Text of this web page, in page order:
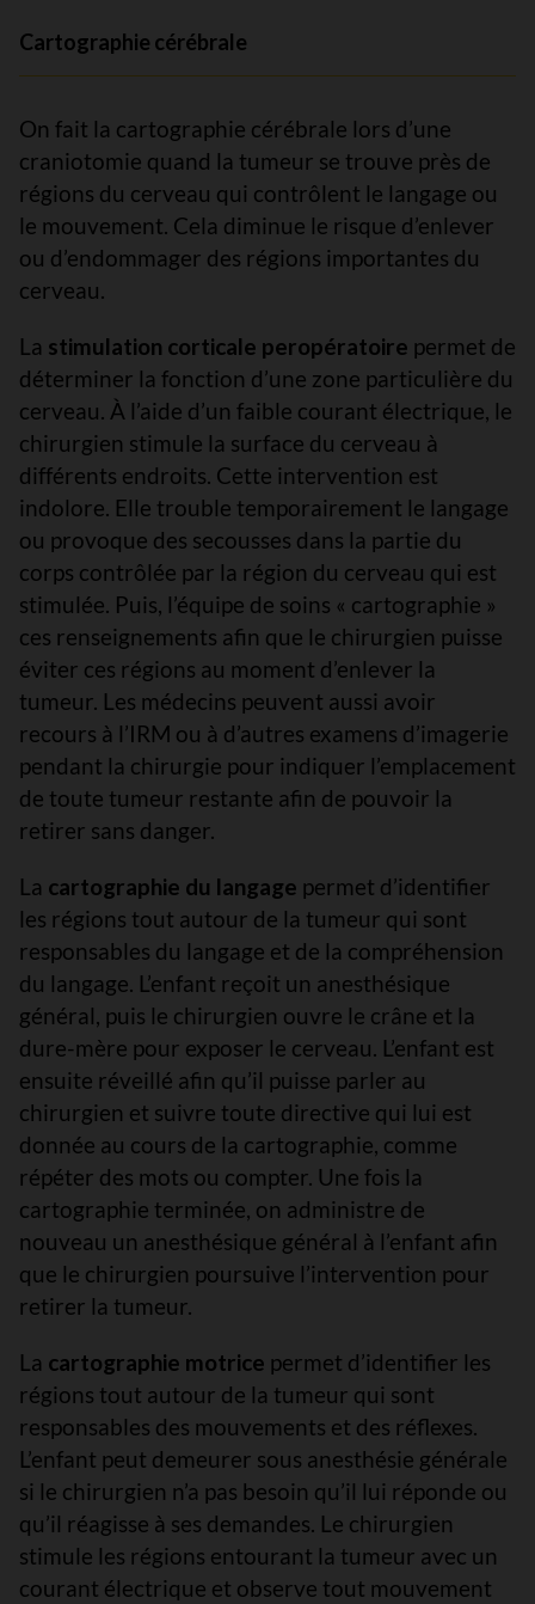
Cartographie cérébrale
On fait la cartographie cérébrale lors d’une
craniotomie quand la tumeur se trouve près de
régions du cerveau qui contrôlent le langage ou
le mouvement. Cela diminue le risque d’enlever
ou d’endommager des régions importantes du
cerveau.
La stimulation corticale peropératoire permet de
déterminer la fonction d’une zone particulière du
cerveau. À l’aide d’un faible courant électrique, le
chirurgien stimule la surface du cerveau à
différents endroits. Cette intervention est
indolore. Elle trouble temporairement le langage
ou provoque des secousses dans la partie du
corps contrôlée par la région du cerveau qui est
stimulée. Puis, l’équipe de soins « cartographie »
ces renseignements afin que le chirurgien puisse
éviter ces régions au moment d’enlever la
tumeur. Les médecins peuvent aussi avoir
recours à l’IRM ou à d’autres examens d’imagerie
pendant la chirurgie pour indiquer l’emplacement
de toute tumeur restante afin de pouvoir la
retirer sans danger.
La cartographie du langage permet d’identifier
les régions tout autour de la tumeur qui sont
responsables du langage et de la compréhension
du langage. L’enfant reçoit un anesthésique
général, puis le chirurgien ouvre le crâne et la
dure-mère pour exposer le cerveau. L’enfant est
ensuite réveillé afin qu’il puisse parler au
chirurgien et suivre toute directive qui lui est
donnée au cours de la cartographie, comme
répéter des mots ou compter. Une fois la
cartographie terminée, on administre de
nouveau un anesthésique général à l’enfant afin
que le chirurgien poursuive l’intervention pour
retirer la tumeur.
La cartographie motrice permet d’identifier les
régions tout autour de la tumeur qui sont
responsables des mouvements et des réflexes.
L’enfant peut demeurer sous anesthésie générale
si le chirurgien n’a pas besoin qu’il lui réponde ou
qu’il réagisse à ses demandes. Le chirurgien
stimule les régions entourant la tumeur avec un
courant électrique et observe tout mouvement